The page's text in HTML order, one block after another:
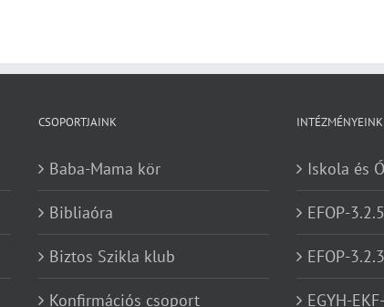
CSOPORTJAINK
Baba-Mama kör
Bibliaóra
Biztos Szikla klub
Konfirmációs csoport
INTÉZMÉNYEINK
Iskola és
EFOP-
EFOP-
EGYH-